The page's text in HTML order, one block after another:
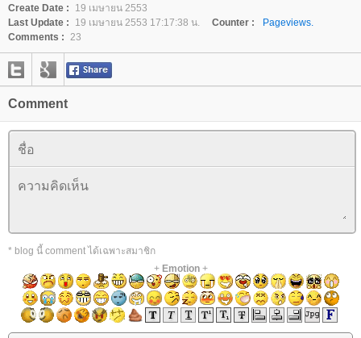
Create Date :
19 เมษายน 2553
Last Update :
19 เมษายน 2553 17:17:38 น. Counter :
Pageviews.
Comments : 23
Comment
* blog นี้ comment ได้เฉพาะสมาชิก
+ Emotion+